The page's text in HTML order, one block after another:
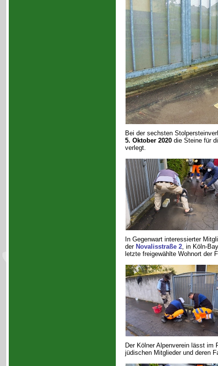
Bei der sechsten
5. Oktober 2020die Steine für
verlegt.
In Gegenwart interessierter
der Novalisstraße 2, in Köln-
letzte freigewählte Wohnort der
Der Kölner Alpenverein lässt im
jüdischen Mitglieder und deren